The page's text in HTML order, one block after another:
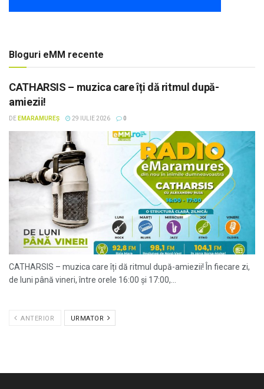
Bloguri eMM recente
CATHARSIS – muzica care îți dă ritmul după-
amiezii!
DE EMARAMUREȘ 29 IULIE 2026 0
CATHARSIS – muzica care îți dă ritmul după-amiezii! În fiecare zi,
de luni până vineri, între orele 16:00 și 17:00,...
ANTERIOR URMATOR